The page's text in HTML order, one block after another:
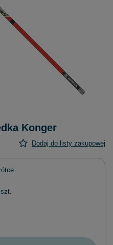
Konger
Dodaj do listy zakupowej
szt.